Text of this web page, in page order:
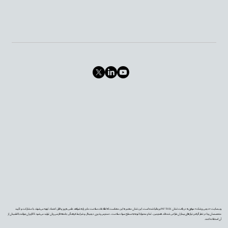
وب‌سایت «دیجی‌پزشک» موفق به دریافت نشان PIF TICK بریتانیا شده است. این نشان معتبر به این معناست که اطلاعات سلامت ما بر پایه شواهد علمی به‌روز و قابل اعتماد تهیه می‌شوند، با مشارکت و تأیید
متخصصان و با در نظر گرفتن نیازهای بیماران طراحی شده‌اند. همچنین، تمام محتوا با توجه به سطح سواد سلامت، دسترس‌پذیری دیجیتال و شرایط فرهنگی جامعه فارسی‌زبان تولید می‌شود تا کاربران بتوانند با اطمینان از
آن استفاده کنند.